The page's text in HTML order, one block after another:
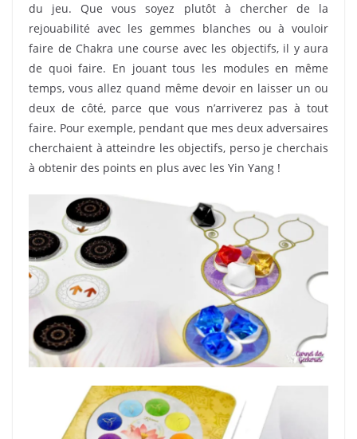
du jeu. Que vous soyez plutôt à chercher de la
rejouabilité avec les gemmes blanches ou à vouloir
faire de Chakra une course avec les objectifs, il y aura
de quoi faire. En jouant tous les modules en même
temps, vous allez quand même devoir en laisser un ou
deux de côté, parce que vous n’arriverez pas à tout
faire. Pour exemple, pendant que mes deux adversaires
cherchaient à atteindre les objectifs, perso je cherchais
à obtenir des points en plus avec les Yin Yang !